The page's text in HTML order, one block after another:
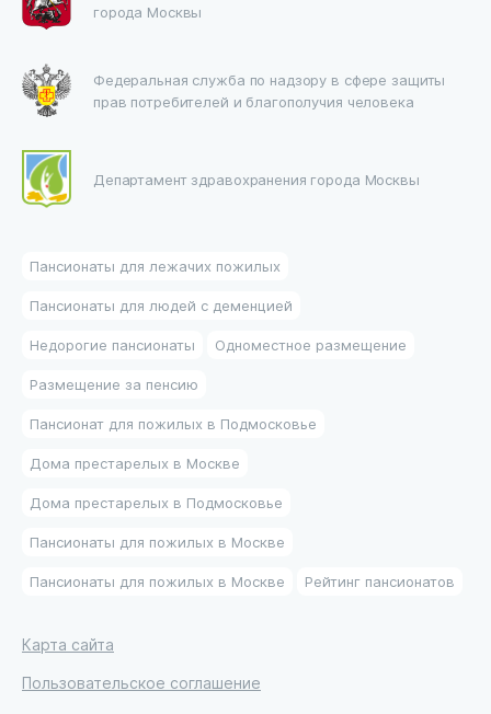
города Москвы
Федеральная служба по надзору в сфере защиты
прав потребителей и благополучия человека
Департамент здравохранения города Москвы
Пансионаты для лежачих пожилых
Пансионаты для людей с деменцией
Недорогие пансионаты Одноместное размещение
Размещение за пенсию
Пансионат для пожилых в Подмосковье
Дома престарелых в Москве
Дома престарелых в Подмосковье
Пансионаты для пожилых в Москве
Пансионаты для пожилых в Москве Рейтинг пансионатов
Карта сайта
Пользовательское соглашение